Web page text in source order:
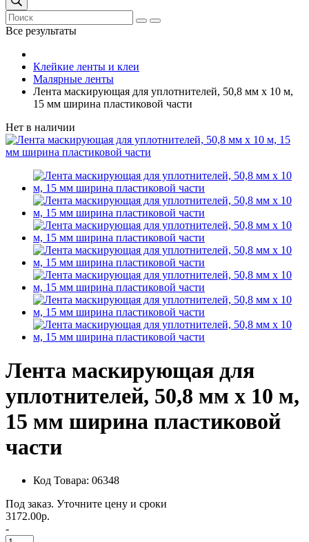
Все результаты
Клейкие ленты и клеи
Малярные ленты
Лента маскирующая для уплотнителей, 50,8 мм х 10 м,
15 мм ширина пластиковой части
Нет в наличии
Лента маскирующая для
уплотнителей, 50,8 мм х 10 м,
15 мм ширина пластиковой
части
Код Товара: 06348
Под заказ. Уточните цену и сроки
3172.00р.
-